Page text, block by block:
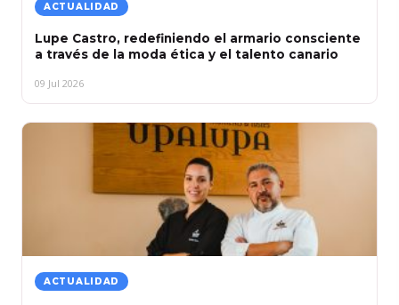
ACTUALIDAD
Lupe Castro, redefiniendo el armario consciente
a través de la moda ética y el talento canario
09 Jul 2026
ACTUALIDAD